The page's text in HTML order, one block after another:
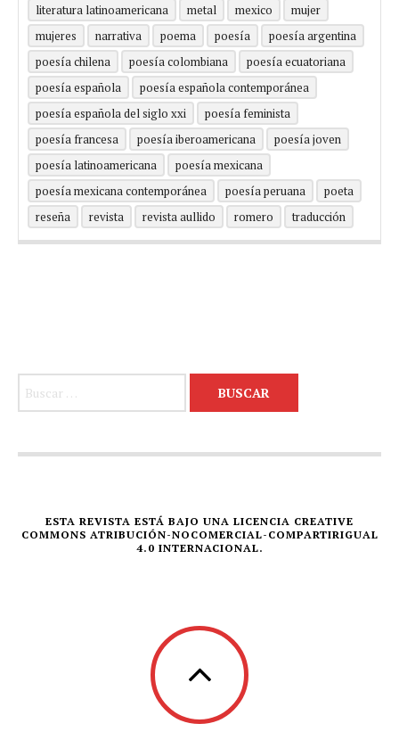
literatura latinoamericana
metal mexico
mujer
mujeres
narrativa poema poesía
poesía argentina
poesía chilena
poesía colombiana
poesía ecuatoriana
poesía española
poesía española contemporánea
poesía española del siglo xxi
poesía feminista
poesía francesa
poesía iberoamericana
poesía joven
poesía latinoamericana
poesía mexicana
poesía mexicana contemporánea
poesía peruana
poeta
reseña
revista revista aullido romero traducción
ESTA REVISTA ESTÁ BAJO UNA LICENCIA CREATIVE
COMMONS ATRIBUCIÓN-NOCOMERCIAL-COMPARTIRIGUAL
4.0 INTERNACIONAL.